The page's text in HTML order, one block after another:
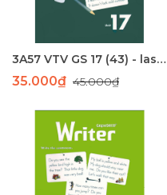
3A57 VTV GS 17 (43) - laser
35.000₫ 45.000₫